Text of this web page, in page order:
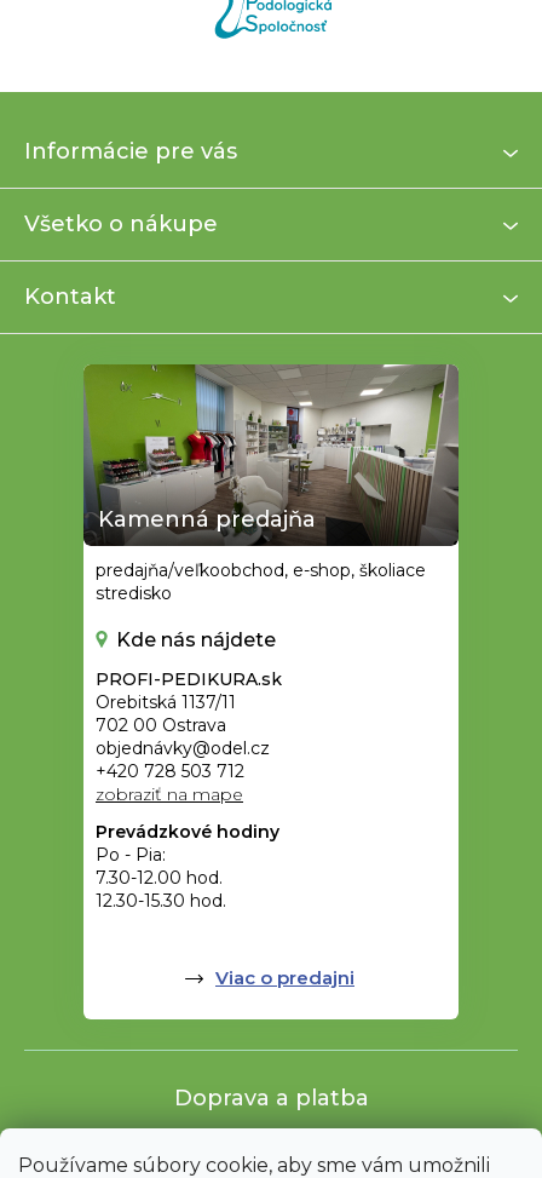
Používame súbory cookie, aby sme vám umožnili
p
t
Informácie pre vás
Všetko o nákupe
Kontakt
Kamenná predajňa
predajňa/veľkoobchod, e-shop, školiace
stredisko
Kde nás nájdete
PROFI-PEDIKURA.sk
Orebitská 1137/11
702 00 Ostrava
objednávky@odel.cz
+420 728 503 712
zobraziť na mape
Prevádzkové hodiny
Po - Pia:
7.30-12.00 hod.
12.30-15.30 hod.
Viac o predajni
Doprava a platba